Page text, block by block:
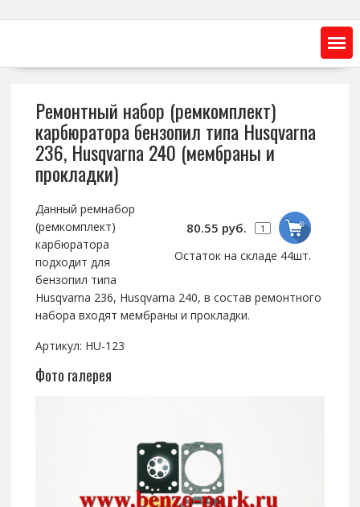
Ремонтный набор (ремкомплект)
карбюратора бензопил типа Husqvarna
236, Husqvarna 240 (мембраны и
прокладки)
80.55 руб.
Остаток на складе 44шт.
Данный ремнабор
(ремкомплект)
карбюратора
подходит для
бензопил типа
Husqvarna 236, Husqvarna 240, в состав ремонтного
набора входят мембраны и прокладки.
Артикул: HU-123
Фото галерея